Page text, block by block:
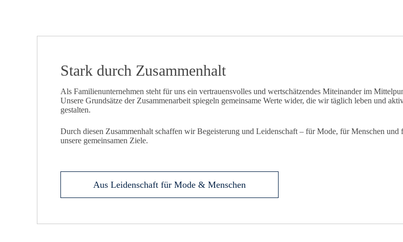
Stark durch Zusammenhalt
Als Familienunternehmen steht für uns ein vertrauensvolles und wertschätzendes Miteinander im
Unsere Grundsätze der Zusammenarbeit spiegeln gemeinsame Werte wider, die wir täglich leben und
gestalten.
Durch diesen Zusammenhalt schaffen wir Begeisterung und Leidenschaft – für Mode, für Menschen und
unsere gemeinsamen Ziele.
Aus Leidenschaft für Mode & Menschen